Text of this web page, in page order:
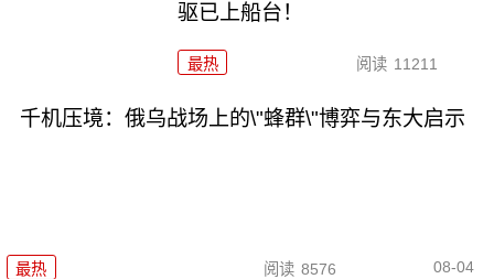
驱已上船台！
最热 阅读 11211
千机压境：俄乌战场上的\"蜂群\"博弈与东大启示
最热 阅读 8576 08-04